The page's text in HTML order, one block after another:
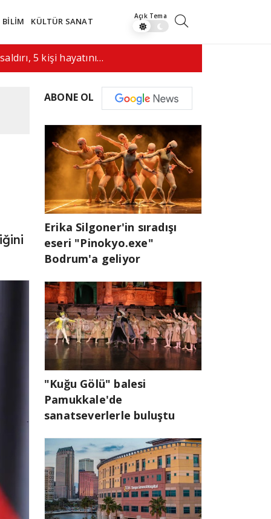
BİLİM KÜLTÜR SANAT
ile Hürmüz geçişi konusunda…
ABONE OL
Erika Silgoner'in sıradışı
eseri "Pinokyo.exe"
Bodrum'a geliyor
"Kuğu Gölü" balesi
Pamukkale'de
sanatseverlerle buluştu